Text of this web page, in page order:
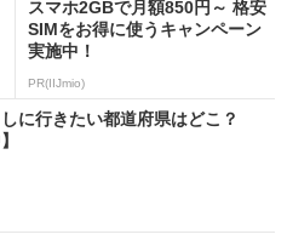
スマホ2GBで月額850円～ 格安
SIMをお得に使うキャンペーン
実施中！
PR(IIJmio)
しに行きたい都道府県はどこ？